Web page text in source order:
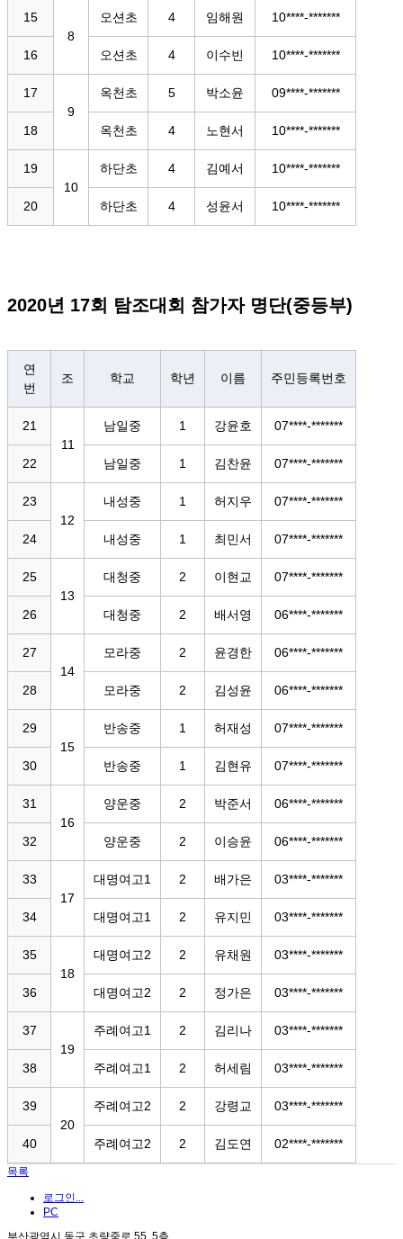
15
8
오션초 4 임해원 10****-*******
16 오션초 4 이수빈 10****-*******
17
9
옥천초 5 박소윤 09****-*******
18 옥천초 4 노현서 10****-*******
19
10
하단초 4 김예서 10****-*******
20 하단초 4 성윤서 10****-*******
2020년 17회 탐조대회 참가자 명단(중등부)
연
번
조 학교 학년 이름 주민등록번호
21
11
남일중 1 강윤호 07****-*******
22 남일중 1 김찬윤 07****-*******
23
12
내성중 1 허지우 07****-*******
24 내성중 1 최민서 07****-*******
25
13
대청중 2 이현교 07****-*******
26 대청중 2 배서영 06****-*******
27
14
모라중 2 윤경한 06****-*******
28 모라중 2 김성윤 06****-*******
29
15
반송중 1 허재성 07****-*******
30 반송중 1 김현유 07****-*******
31
16
양운중 2 박준서 06****-*******
32 양운중 2 이승윤 06****-*******
33
17
대명여고1 2 배가은 03****-*******
34 대명여고1 2 유지민 03****-*******
35
18
대명여고2 2 유채원 03****-*******
36 대명여고2 2 정가은 03****-*******
37
19
주례여고1 2 김리나 03****-*******
38 주례여고1 2 허세림 03****-*******
39
20
주례여고2 2 강령교 03****-*******
40 주례여고2 2 김도연 02****-*******
목록
로그인...
PC
부산광역시 동구 초량중로 55, 5층